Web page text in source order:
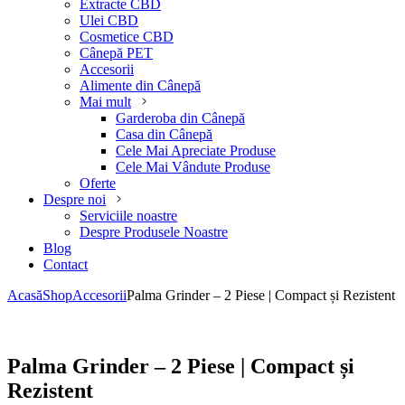
Extracte CBD
Ulei CBD
Cosmetice CBD
Cânepă PET
Accesorii
Alimente din Cânepă
Mai mult
Garderoba din Cânepă
Casa din Cânepă
Cele Mai Apreciate Produse
Cele Mai Vândute Produse
Oferte
Despre noi
Serviciile noastre
Despre Produsele Noastre
Blog
Contact
AcasăShopAccesoriiPalma Grinder – 2 Piese | Compact și Rezistent
Palma Grinder – 2 Piese | Compact și
Rezistent